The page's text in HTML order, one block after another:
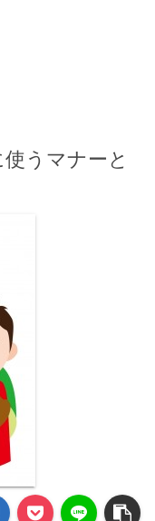
うマナーと